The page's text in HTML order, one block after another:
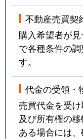
不動産売買契
購入希望者が
で各種条件の
す。
代金の受領・
売買代金を受
及び所有権の
ある場合には、